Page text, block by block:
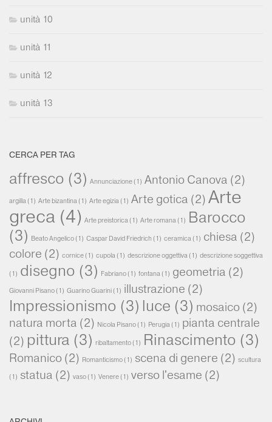
unità 10
unità 11
unità 12
unità 13
CERCA PER TAG
affresco (3) Annunciazione(1) Antonio Canova (2)
argilla(1) Arte bizantina(1) Arte egizia(1) Arte gotica (2) Arte
greca (4) Arte preistorica(1) Arte romana(1) Barocco
(3)
Beato Angelico(1) Caspar David Friedrich (1) ceramica(1) chiesa (2)
colore (2) cornice(1) cupola(1) descrizione oggettiva(1) descrizione soggettiva
(1) disegno (3) Fabriano(1) fontana(1) geometria (2)
Giovanni Pisano(1) Guarino Guarini(1) illustrazione (2)
Impressionismo (3) luce (3) mosaico (2)
natura morta (2) Nicola Pisano(1) Perugia(1) pianta centrale
(2) pittura (3) ribaltamento(1) Rinascimento (3)
Romanico (2) Romanticismo(1) scena di genere (2) scultura
(1) statua (2) vaso(1) Venere(1) verso l'esame (2)